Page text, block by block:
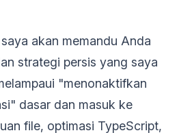
akan memandu Anda
strategi persis yang saya
"menonaktifkan
dasar dan masuk ke
file, optimasi TypeScript,